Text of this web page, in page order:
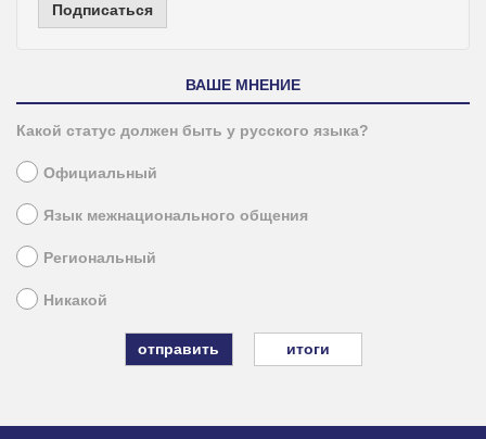
Подписаться
ВАШЕ МНЕНИЕ
Какой статус должен быть у русского языка?
Официальный
Язык межнационального общения
Региональный
Никакой
итоги